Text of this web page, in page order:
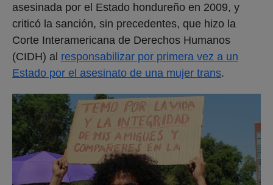
asesinada por el Estado hondureño en 2009, y
criticó la sanción, sin precedentes, que hizo la
Corte Interamericana de Derechos Humanos
(CIDH) al responsabilizar por primera vez a un
Estado por el asesinato de una mujer trans.